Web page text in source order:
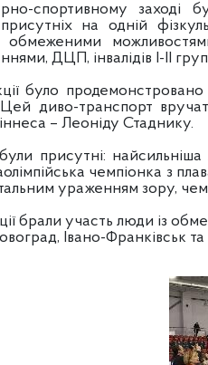
спортивному заході
присутніх на одній
обмеженими
ДЦП, інвалідів І-ІІ
було
диво-транспорт
– Леоніду Стаднику.
присутні:
чемпіонка з
ураженням зору,
брали участь люди із
Івано-Франківськ та